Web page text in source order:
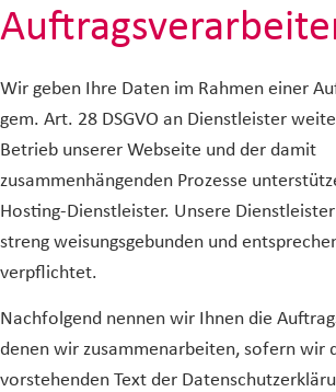
Wir geben Ihre Daten im Rahmen einer
gem. Art. 28 DSGVO an Dienstleister
Betrieb unserer Webseite und der damit
zusammenhängenden Prozesse
Hosting-Dienstleister. Unsere
streng weisungsgebunden und
verpflichtet.
Nachfolgend nennen wir Ihnen die
denen wir zusammenarbeiten, sofern wir
vorstehenden Text der